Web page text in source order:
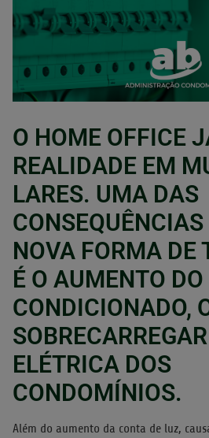
O HOME OFFICE
REALIDADE EM
LARES. UMA DAS
NOVA FORMA DE
É O AUMENTO
CONDICIONADO,
ELÉTRICA DOS
CONDOMÍNIOS.
Além do aumento da conta de luz,